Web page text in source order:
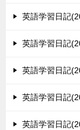
英語学習日記
英語学習日記
英語学習日記
英語学習日記
英語学習日記